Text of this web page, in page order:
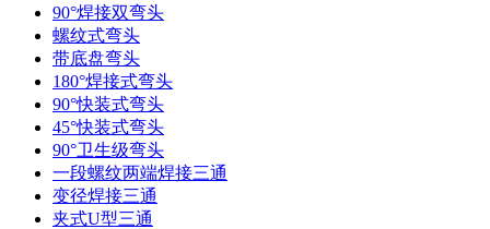
90°焊接双弯头
螺纹式弯头
带底盘弯头
180°焊接式弯头
90°快装式弯头
45°快装式弯头
90°卫生级弯头
一段螺纹两端焊接三通
变径焊接三通
夹式U型三通